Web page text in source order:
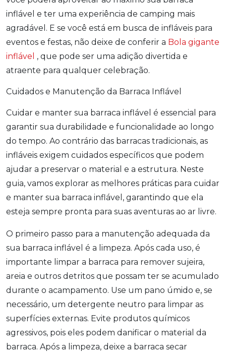
inflável e ter uma experiência de camping mais
agradável. E se você está em busca de infláveis para
eventos e festas, não deixe de conferir a Bola gigante
inflável , que pode ser uma adição divertida e
atraente para qualquer celebração.
Cuidados e Manutenção da Barraca Inflável
Cuidar e manter sua barraca inflável é essencial para
garantir sua durabilidade e funcionalidade ao longo
do tempo. Ao contrário das barracas tradicionais, as
infláveis exigem cuidados específicos que podem
ajudar a preservar o material e a estrutura. Neste
guia, vamos explorar as melhores práticas para cuidar
e manter sua barraca inflável, garantindo que ela
esteja sempre pronta para suas aventuras ao ar livre.
O primeiro passo para a manutenção adequada da
sua barraca inflável é a limpeza. Após cada uso, é
importante limpar a barraca para remover sujeira,
areia e outros detritos que possam ter se acumulado
durante o acampamento. Use um pano úmido e, se
necessário, um detergente neutro para limpar as
superfícies externas. Evite produtos químicos
agressivos, pois eles podem danificar o material da
barraca. Após a limpeza, deixe a barraca secar